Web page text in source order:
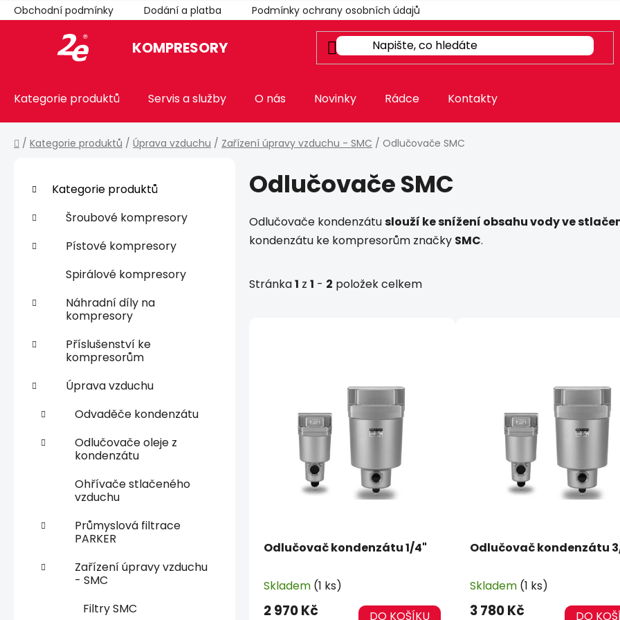
Přejít
na
Obchodní podmínky Dodání a platba Podmínky ochrany osobních údajů
KOMPRESORY
Kategorie produktů Servis a služby O nás Novinky Rádce Kontakty
Domů
/ Kategorie produktů / Úprava vzduchu / Zařízení úpravy vzduchu - SMC / Odlučovače SMC
Přeskočit
kategorie
K
a
t
e
g
e
Kategorie produktů
Šroubové kompresory
Pístové kompresory
Spirálové kompresory
Náhradní díly na
kompresory
Příslušenství ke
kompresorům
Úprava vzduchu
Odvaděče kondenzátu
Odlučovače oleje z
kondenzátu
Ohřívače stlačeného
vzduchu
Průmyslová filtrace
PARKER
Zařízení úpravy vzduchu
- SMC
Filtry SMC
Odlučovače SMC
Odlučovače kondenzátuslouží ke snížení obsahu vody ve
kondenzátu ke kompresorům značky SMC.
Stránka1 z 1 - 2 položek celkem
Odlučovač kondenzátu 1/4"
Skladem (1 ks)
2 970 Kč DO KOŠÍKU
Odlučovač kondenzátu
Skladem (1 ks)
3 780 Kč DO